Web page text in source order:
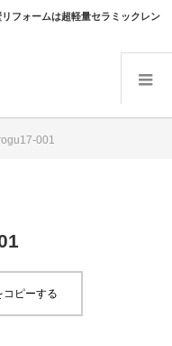
フォームは超軽量セラミックレン
001
ピーする